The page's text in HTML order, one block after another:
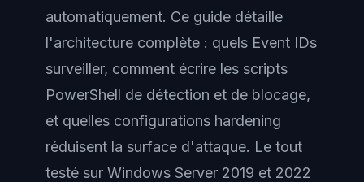
automatiquement. Ce guide détaille
l'architecture complète : quels Event IDs
surveiller, comment écrire les scripts
PowerShell de détection et de blocage,
et quelles configurations hardening
réduisent la surface d'attaque. Le tout
testé sur Windows Server 2019 et 2022